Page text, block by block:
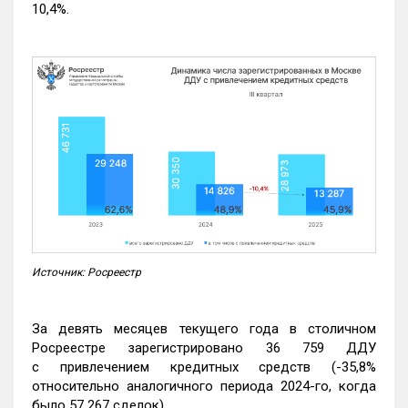
10,4%.
Источник: Росреестр
За девять месяцев текущего года в столичном
Росреестре зарегистрировано 36 759 ДДУ
с привлечением кредитных средств (-35,8%
относительно аналогичного периода 2024-го, когда